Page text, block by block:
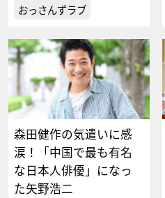
おっさんずラブ
森田健作の気遣いに感
涙！「中国で最も有名
な日本人俳優」になっ
た矢野浩二